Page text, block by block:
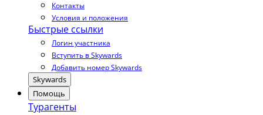
Контакты
Условия и положения
Быстрые ссылки
Логин участника
Вступить в Skywards
Добавить номер Skywards
Skywards
Помощь
Турагенты